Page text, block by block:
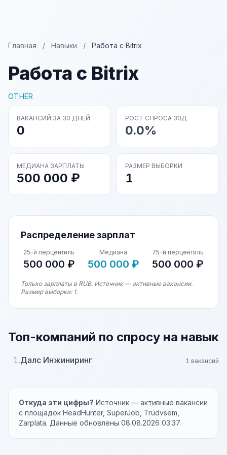
Главная / Навыки / Работа с Bitrix
Работа с Bitrix
OTHER
ВАКАНСИЙ ЗА 30 ДНЕЙ
0
РОСТ СПРОСА 30Д
0.0%
МЕДИАНА ЗАРПЛАТЫ
500 000 ₽
РАЗМЕР ВЫБОРКИ
1
Распределение зарплат
25-й перцентиль
500 000 ₽
Медиана
500 000 ₽
75-й перцентиль
500 000 ₽
Только зарплаты в RUB. Источник — активные вакансии.
Размер выборки: 1.
Топ-компаний по спросу на навык
1.Далс Инжиниринг 1 вакансий
Откуда эти цифры? Источник — активные вакансии
с площадок HeadHunter, SuperJob, Trudvsem,
Zarplata. Данные обновлены 08.08.2026 03:37.